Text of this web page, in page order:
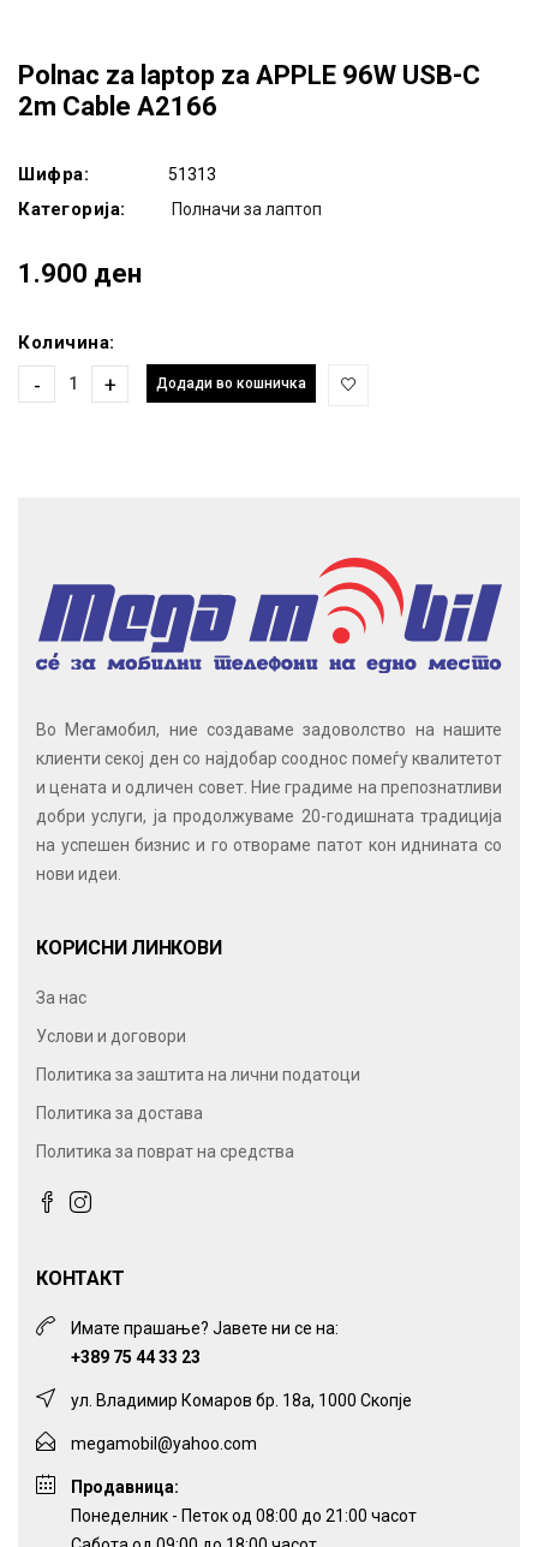
Polnac za laptop za APPLE 96W USB-C
2m Cable A2166
Шифра: 51313
Категорија: Полначи за лаптоп
1.900 ден
Количина:
- + Додади во кошничка
Во Мегамобил, ние создаваме задоволство на нашите
клиенти секој ден со најдобар сооднос помеѓу квалитетот
и цената и одличен совет. Ние градиме на препознатливи
добри услуги, ја продолжуваме 20-годишната традиција
на успешен бизнис и го отвораме патот кон иднината со
нови идеи.
КОРИСНИ ЛИНКОВИ
За нас
Услови и договори
Политика за заштита на лични податоци
Политика за достава
Политика за поврат на средства
КОНТАКТ
Имате прашање? Јавете ни се на:
+389 75 44 33 23
ул. Владимир Комаров бр. 18а, 1000 Скопје
megamobil@yahoo.com
Продавница:
Понеделник - Петок од 08:00 до 21:00 часот